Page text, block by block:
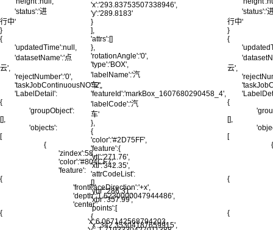
'status':'进
行中'
}
{
'updatedTime':null,
'datasetName':'点
云',
'rejectNumber':'0',
'taskJobContinuousNO':'2',
'LabelDetail':
{
'groupObject':
[],
'objects':
[
{
'zindex':58,
'color':'#804CF7',
'feature':
{
'frontFaceDirection':'+x',
'depth':'1.6230000047944486',
'center':
{
'x':6.067142568794203,
'x':'293.83753507338946',
'y':'289.8183'
}
],
'attrs':[]
},
'rotationAngle':'0',
'type':'BOX',
'labelName':'汽
车',
'featureId':'markBox_1607680290458_4',
'labelCode':'汽
车'
},
{
'color':'#2D75FF',
'feature':{
'ytl':'271.76',
'xtl':'342.35',
'attrCodeList':
[],
'ybr':'286.31',
'xbr':'357.99',
'points':[
{
'x':'342.35304187659915',
'status':'
行中'
}
{
云',
{
[],
[
{
{